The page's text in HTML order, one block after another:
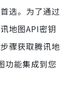
选。为了通过
地图API密钥
骤获取腾讯地
功能集成到您